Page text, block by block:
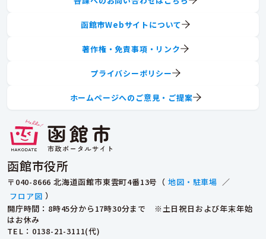
函館市役所
〒040-8666 北海道函館市東雲町4番13号（ 地図・駐車場 ／
フロア図 ）
開庁時間：8時45分から17時30分まで ※土日祝日および年末年始
はお休み
TEL ：0138-21-3111(代)
函館市Webサイトについて
著作権・免責事項・リンク
プライバシーポリシー
ホームページへのご意見・ご提案